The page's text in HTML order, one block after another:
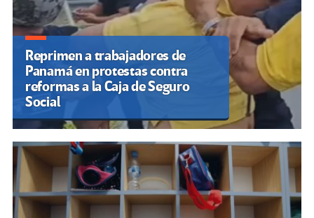
Reprimen a trabajadores de
Panamá en protestas contra
reformas a la Caja de Seguro
Social